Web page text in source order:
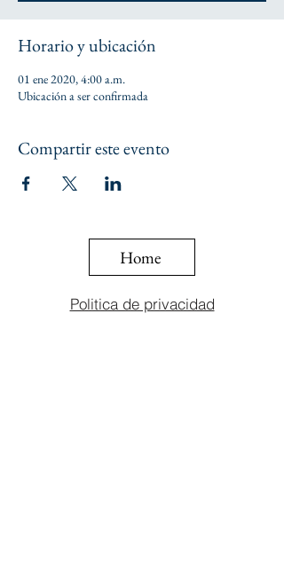
Horario y ubicación
01 ene 2020, 4:00 a.m.
Ubicación a ser confirmada
Compartir este evento
Home
Politica de privacidad